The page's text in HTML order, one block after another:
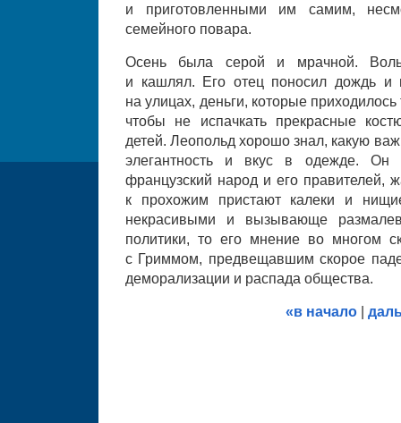
и приготовленными им самим,
семейного повара.
Осень была серой и мрачной.
и кашлял. Его отец поносил дождь и
на улицах, деньги, которые
чтобы не испачкать прекрасные
детей. Леопольд хорошо знал, какую
элегантность и вкус в одежде. Он
французский народ и его правителей,
к прохожим пристают калеки и
некрасивыми и вызывающе
политики, то его мнение во многом
с Гриммом, предвещавшим скорое
деморализации и распада общества.
«в начало |